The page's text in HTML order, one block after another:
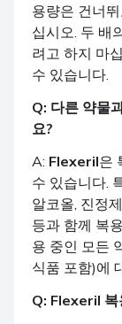
용량은 건너
십시오. 두 배
려고 하지 마
수 있습니다.
Q: 다른 약물
요?
A: Flexeril은
수 있습니다.
알코올, 진정
등과 함께 복
용 중인 모든
식품 포함)에
Q: Flexeril